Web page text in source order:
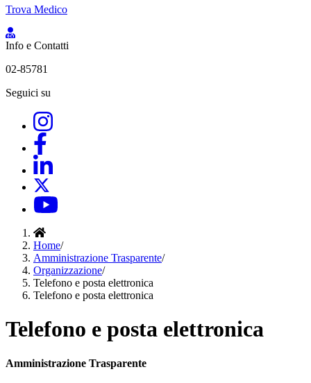
Trova Medico
Info e Contatti
02-85781
Seguici su
Home/
Amministrazione Trasparente/
Organizzazione/
Telefono e posta elettronica
Telefono e posta elettronica
Telefono e posta elettronica
Amministrazione Trasparente